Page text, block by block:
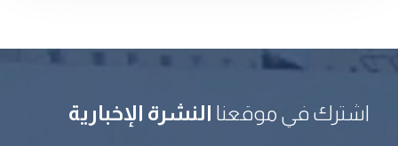
اشترك في موقعنا النشرة الإخبارية